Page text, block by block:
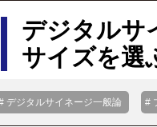
デジタルサ
サイズを選
デジタルサイネージ一般論 #